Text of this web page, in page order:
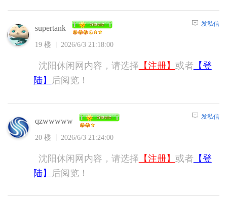
supertank
19 楼 2026/6/3 21:18:00
发私信
沈阳休闲网内容，请选择 【注册】 或者 【登
陆】
后阅览！
qzwwwww
20 楼 2026/6/3 21:24:00
发私信
沈阳休闲网内容，请选择 【注册】 或者 【登
陆】
后阅览！